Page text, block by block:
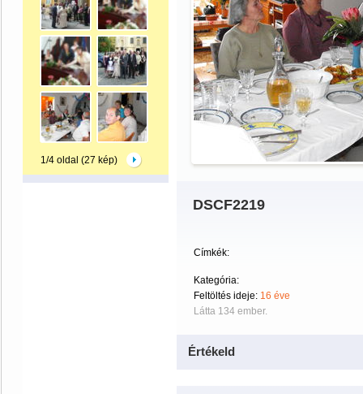
1/4 oldal (27 kép)
DSCF2219
Címkék:
Kategória:
Feltöltés ideje: 16 éve
Látta 134 ember.
Értékeld